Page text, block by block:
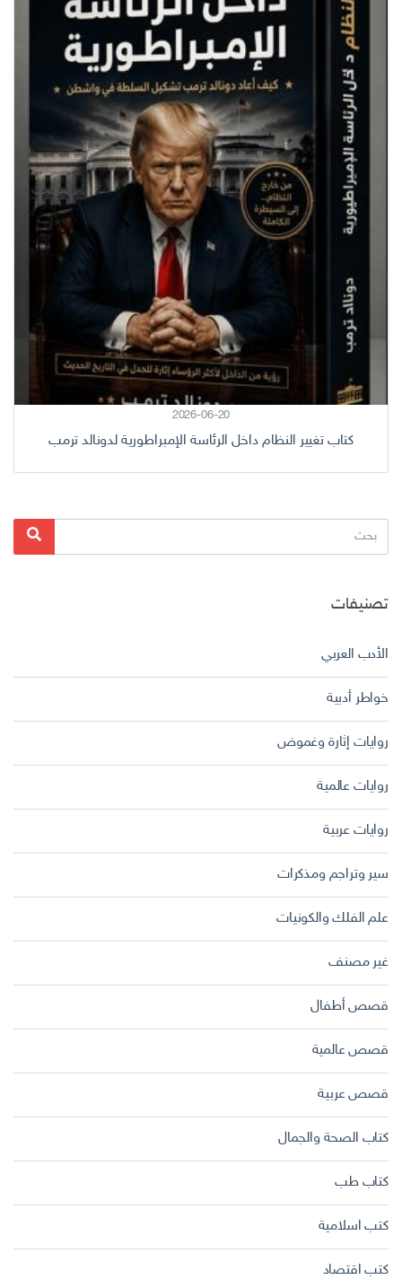
2026-06-20
كتاب تغيير النظام داخل الرئاسة الإمبراطورية لدونالد ترمب
البحث
عن:
بحث
تصنيفات
الأدب العربي
خواطر أدبية
روايات إثارة وغموض
روايات عالمية
روايات عربية
سير وتراجم ومذكرات
علم الفلك والكونيات
غير مصنف
قصص أطفال
قصص عالمية
قصص عربية
كتاب الصحة والجمال
كتاب طب
كتب اسلامية
كتب اقتصاد